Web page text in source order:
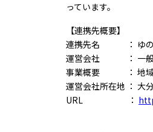
っています。
【連携先概要】
連携先名 ： ゆのく
運営会社 ： 一般社
事業概要 ： 地域ビ
運営会社所在地 ： 大
URL
：